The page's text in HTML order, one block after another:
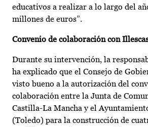
educativos a realizar a lo largo del
millones de euros”.
Convenio de colaboración con
Durante su intervención, la
ha explicado que el Consejo de
visto bueno a la autorización del
colaboración entre la Junta de
Castilla-La Mancha y el
(Toledo) para la construcción de